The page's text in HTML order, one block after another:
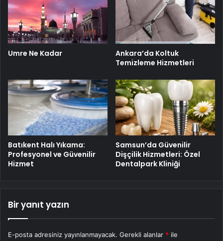
Umre Ne Kadar
Ankara’da Koltuk
Temizleme Hizmetleri
Batıkent Halı Yıkama:
Profesyonel ve Güvenilir
Hizmet
Samsun’da Güvenilir
Dişçilik Hizmetleri: Özel
Dentalpark Kliniği
Bir yanıt yazın
E-posta adresiniz yayınlanmayacak. Gerekli alanlar * ile